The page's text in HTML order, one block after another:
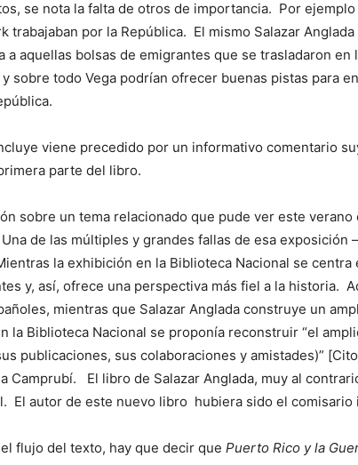
se nota la falta de otros de importancia. Por
por la República. El mismo Salazar
aquellas bolsas de emigrantes que se trasladaron
sobre todo Vega podrían ofrecer buenas pistas para
viene precedido por un informativo comentario
parte del libro.
sobre un tema relacionado que pude ver este
de las múltiples y grandes fallas de esa
la exhibición en la Biblioteca Nacional se
y, así, ofrece una perspectiva más fiel a la historia.
mientras que Salazar Anglada construye un
Biblioteca Nacional se proponía reconstruir “el
publicaciones, sus colaboraciones y amistades)”
Camprubí. El libro de Salazar Anglada, muy al
El autor de este nuevo libro hubiera sido el comisario
flujo del texto, hay que decir que Puerto Rico y la